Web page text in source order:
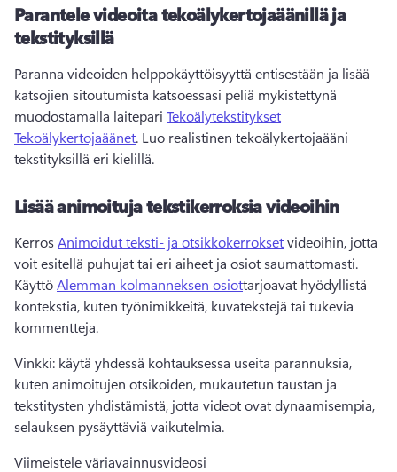
Parantele videoita tekoälykertojaäänillä ja
tekstityksillä
Paranna videoiden helppokäyttöisyyttä entisestään ja lisää
katsojien sitoutumista katsoessasi peliä mykistettynä
muodostamalla laitepari Tekoälytekstitykset
Tekoälykertojaäänet. Luo realistinen tekoälykertojaääni
tekstityksillä eri kielillä.
Lisää animoituja tekstikerroksia videoihin
Kerros Animoidut teksti- ja otsikkokerrokset videoihin, jotta
Käyttö Alemman kolmanneksen osiottarjoavat hyödyllistä
kontekstia, kuten työnimikkeitä, kuvatekstejä tai tukevia
kommentteja.
Vinkki: käytä yhdessä kohtauksessa useita parannuksia,
kuten animoitujen otsikoiden, mukautetun taustan ja
tekstitysten yhdistämistä, jotta videot ovat dynaamisempia,
selauksen pysäyttäviä vaikutelmia.
Viimeistele väriavainnusvideosi